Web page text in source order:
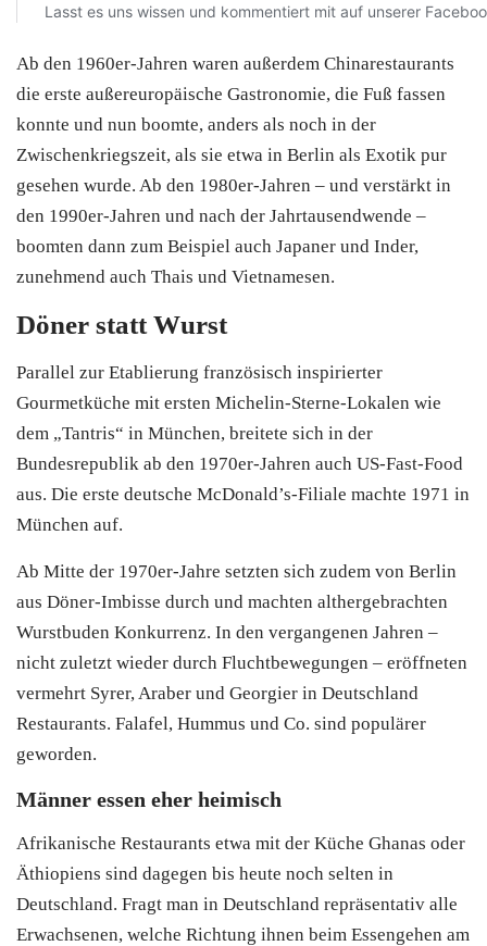
Ab den 1960er-Jahren waren außerdem Chinarestaurants
die erste außereuropäische Gastronomie, die Fuß fassen
konnte und nun boomte, anders als noch in der
Zwischenkriegszeit, als sie etwa in Berlin als Exotik pur
gesehen wurde. Ab den 1980er-Jahren – und verstärkt in
den 1990er-Jahren und nach der Jahrtausendwende –
boomten dann zum Beispiel auch Japaner und Inder,
zunehmend auch Thais und Vietnamesen.
Döner statt Wurst
Parallel zur Etablierung französisch inspirierter
Gourmetküche mit ersten Michelin-Sterne-Lokalen wie
dem „Tantris“ in München, breitete sich in der
Bundesrepublik ab den 1970er-Jahren auch US-Fast-Food
aus. Die erste deutsche McDonald’s-Filiale machte 1971 in
München auf.
Ab Mitte der 1970er-Jahre setzten sich zudem von Berlin
aus Döner-Imbisse durch und machten althergebrachten
Wurstbuden Konkurrenz. In den vergangenen Jahren –
nicht zuletzt wieder durch Fluchtbewegungen – eröffneten
vermehrt Syrer, Araber und Georgier in Deutschland
Restaurants. Falafel, Hummus und Co. sind populärer
geworden.
Männer essen eher heimisch
Afrikanische Restaurants etwa mit der Küche Ghanas oder
Äthiopiens sind dagegen bis heute noch selten in
Deutschland. Fragt man in Deutschland repräsentativ alle
Erwachsenen, welche Richtung ihnen beim Essengehen am